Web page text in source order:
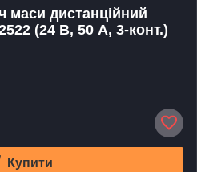
маси дистанційний
(24 В, 50 А, 3-конт.)
Купити